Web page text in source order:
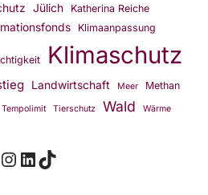
Jülich Katherina Reiche
Klimaanpassung
Klimaschutz
Landwirtschaft Meer Methan
Tempolimit Tierschutz Wald Wärme